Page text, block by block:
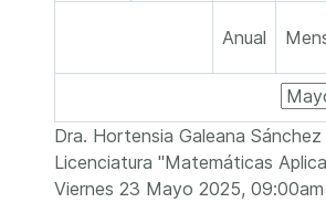
Anual
Dra. Hortensia Galeana Sánchez
Licenciatura "Matemáticas
Viernes 23 Mayo 2025,